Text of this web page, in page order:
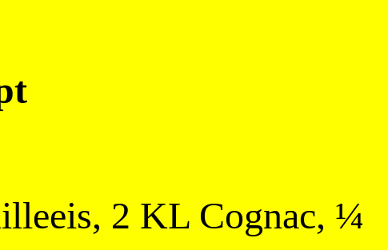
2 KL Cognac, ¼